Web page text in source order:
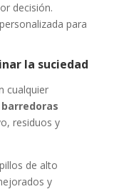
decisión.
para
la suciedad
cualquier
barredoras
residuos y
de alto
y